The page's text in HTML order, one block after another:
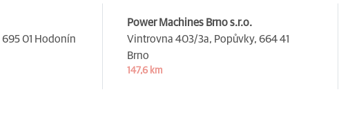
695 01 Hodonín
Power Machines Brno s.r.o.
Vintrovna 403/3a, Popůvky, 664 41
Brno
147,6 km